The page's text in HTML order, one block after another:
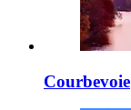
Courbevoie